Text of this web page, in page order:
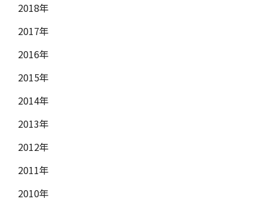
2018年
2017年
2016年
2015年
2014年
2013年
2012年
2011年
2010年